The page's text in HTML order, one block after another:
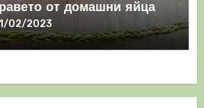
от домашни яйца
02/2023